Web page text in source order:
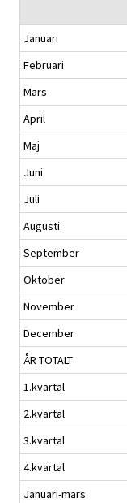
Januari
Februari
Mars
April
Maj
Juni
Juli
Augusti
September
Oktober
November
December
ÅR TOTALT
1.kvartal
2.kvartal
3.kvartal
4.kvartal
Januari-mars